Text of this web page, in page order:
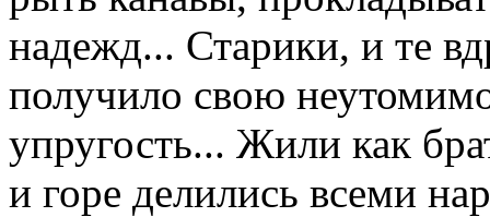
надежд... Старики, и те
получило свою
упругость... Жили как
и горе делились всеми